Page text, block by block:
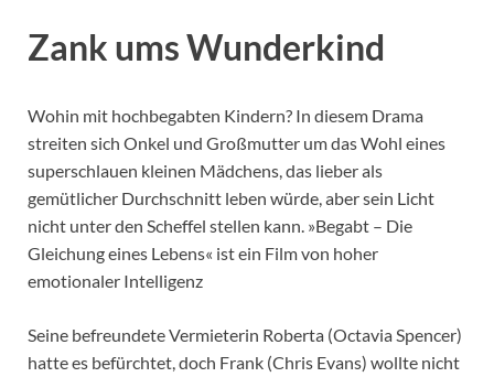
Zank ums Wunderkind
Wohin mit hochbegabten Kindern? In diesem Drama
streiten sich Onkel und Großmutter um das Wohl eines
superschlauen kleinen Mädchens, das lieber als
gemütlicher Durchschnitt leben würde, aber sein Licht
nicht unter den Scheffel stellen kann. »Begabt – Die
Gleichung eines Lebens« ist ein Film von hoher
emotionaler Intelligenz
Seine befreundete Vermieterin Roberta (Octavia Spencer)
hatte es befürchtet, doch Frank (Chris Evans) wollte nicht